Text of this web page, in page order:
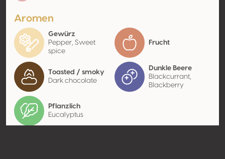
Aromen
Gewürz
Pepper, Sweet
spice
Frucht
Toasted / smoky
Dark chocolate
Dunkle Beere
Blackcurrant,
Blackberry
Pflanzlich
Eucalyptus